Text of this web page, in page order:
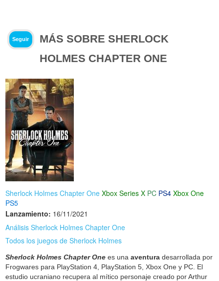
Seguir
MÁS SOBRE SHERLOCK
HOLMES CHAPTER ONE
Sherlock Holmes Chapter One Xbox Series X PC PS4 Xbox One
PS5
Lanzamiento: 16/11/2021
Análisis Sherlock Holmes Chapter One
Todos los juegos de Sherlock Holmes
Sherlock Holmes Chapter One es unaaventura desarrollada por
Frogwares para PlayStation 4, PlayStation 5, Xbox One y PC. El
estudio ucraniano recupera al mítico personaje creado por Arthur